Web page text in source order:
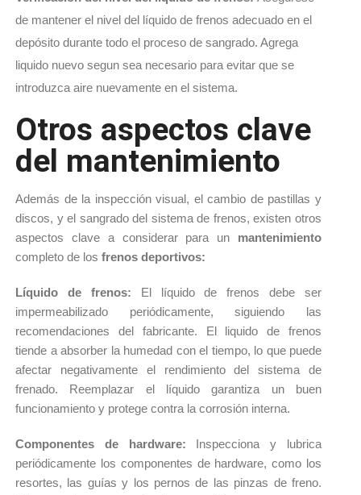
de mantener el nivel del líquido de frenos adecuado en el
depósito durante todo el proceso de sangrado. Agrega
liquido nuevo segun sea necesario para evitar que se
introduzca aire nuevamente en el sistema.
Otros aspectos clave
del mantenimiento
Además de la inspección visual, el cambio de pastillas y
discos, y el sangrado del sistema de frenos, existen otros
aspectos clave a considerar para un
completo de los frenos deportivos:
Líquido de frenos:
El líquido de frenos debe ser
impermeabilizado periódicamente, siguiendo las
recomendaciones del fabricante.
El liquido de frenos
tiende a absorber la humedad con el tiempo, lo que puede
afectar negativamente el rendimiento del sistema de
frenado.
Reemplazar el líquido garantiza un buen
funcionamiento y protege contra la corrosión interna.
Componentes de hardware:
Inspecciona y lubrica
periódicamente los componentes de hardware, como los